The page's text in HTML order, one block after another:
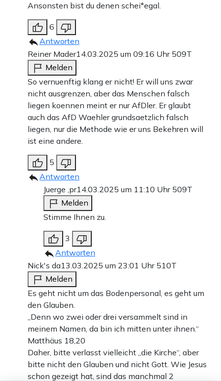
Ansonsten bist du denen schei*egal.
6
Antworten
Reiner Mader14.03.2025 um 09:16 Uhr 509T
Melden
So vernuenftig klang er nicht! Er will uns zwar
nicht ausgrenzen, aber das Menschen falsch
liegen koennen meint er nur AfDler. Er glaubt
auch das AfD Waehler grundsaetzlich falsch
liegen, nur die Methode wie er uns Bekehren will
ist eine andere.
5
Antworten
Juerge ,pr14.03.2025 um 11:10 Uhr 509T
Melden
Stimme Ihnen zu.
3
Antworten
Nick's da13.03.2025 um 23:01 Uhr 510T
Melden
Es geht nicht um das Bodenpersonal, es geht um
den Glauben.
„Denn wo zwei oder drei versammelt sind in
meinem Namen, da bin ich mitten unter ihnen.“
Matthäus 18,20
Daher, bitte verlasst vielleicht „die Kirche“, aber
bitte nicht den Glauben und nicht Gott. Wie Jesus
schon gezeigt hat, sind das manchmal 2